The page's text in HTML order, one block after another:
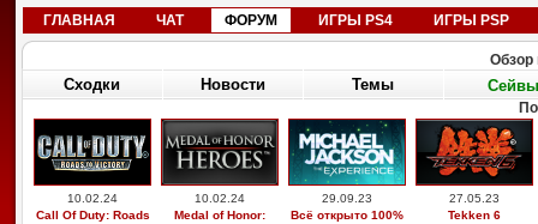
ГЛАВНАЯ ЧАТ ФОРУМ ИГРЫ PS4 ИГРЫ PSP
Обзор
Сходки Новости Темы Сейвы
10.02.24
Call Of Duty: Roads
10.02.24
Medal of Honor:
29.09.23
Всё открыто 100%
27.05.23
Tekken 6